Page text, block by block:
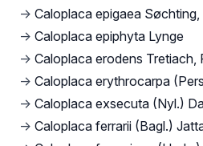
→ Caloplaca epigaea
→ Caloplaca epiphyta Lynge
→ Caloplaca erodens Tretiach,
→ Caloplaca erythrocarpa
→ Caloplaca exsecuta (Nyl.)
→ Caloplaca ferrarii (Bagl.)